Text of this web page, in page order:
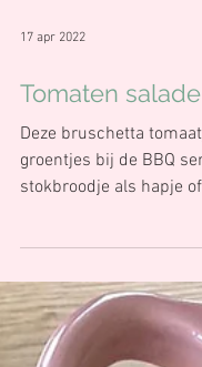
Tomaten salade
groentjes bij...